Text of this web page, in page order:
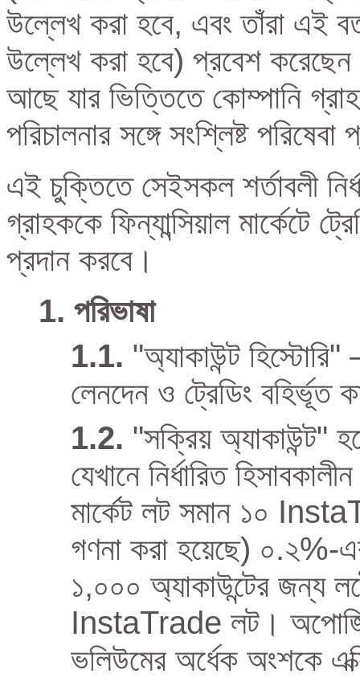
উল্লেখ করা হবে, এবং তাঁরা এই
উল্লেখ করা হবে) প্রবেশ
আছে যার ভিত্তিতে কোম্পানি
পরিচালনার সঙ্গে সংশ্লিষ্ট
এই চুক্তিতে সেইসকল শর্তাবলী
গ্রাহককে ফিন্যান্সিয়াল মার্কেটে
প্রদান করবে।
পরিভাষা
"অ্যাকাউন্ট
লেনদেন ও ট্রেডিং বহির্ভূত
"সক্রিয় অ্যাকাউন্ট"
যেখানে নির্ধারিত
মার্কেট লট সমান ১০
গণনা করা হয়েছে)
১,০০০ অ্যাকাউন্টের জন্য
InstaTrade লট।
ভলিউমের অর্ধেক অংশকে